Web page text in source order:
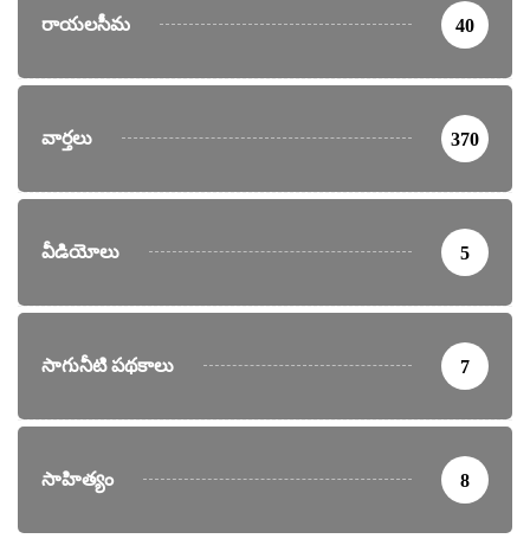
రాయలసీమ 40
వార్తలు 370
వీడియోలు 5
సాగునీటి పథకాలు 7
సాహిత్యం 8